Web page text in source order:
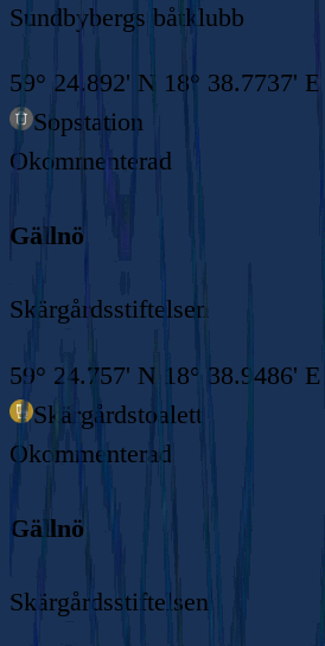
Sundbybergs båtklubb
59° 24.892' N 18° 38.7737' E
Sopstation
Okommenterad
Gällnö
Skärgårdsstiftelsen
59° 24.757' N 18° 38.9486' E
Skärgårdstoalett
Okommenterad
Gällnö
Skärgårdsstiftelsen